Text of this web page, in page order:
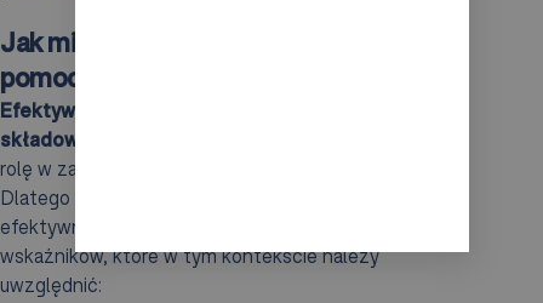
Jak mierzyć efektywność AS/RS za
pomocą wskaźników KPI?
Efektywność automatycznych systemów
składowania i pobierania
rolę w zarządzaniu operacjami magazynowymi.
Dlatego kluczowe jest stosowanie wskaźników
efektywności (KPI) do ich pomiaru. Oto kilka istotnych
wskaźników, które w tym kontekście należy
uwzględnić: